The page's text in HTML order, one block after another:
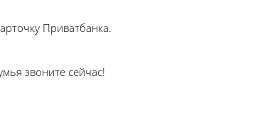
Приватбанка.
звоните сейчас!